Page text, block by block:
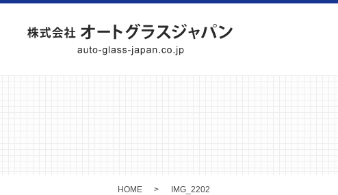
HOME IMG_2202